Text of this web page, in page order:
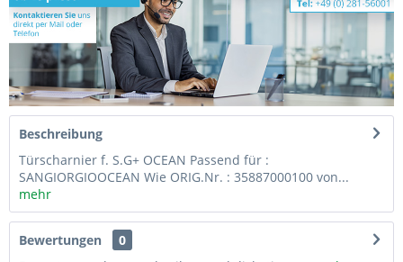
Beschreibung
Türscharnier f. S.G+ OCEAN Passend für :
SANGIORGIOOCEAN Wie ORIG.Nr. : 35887000100 von...
mehr
Bewertungen
0